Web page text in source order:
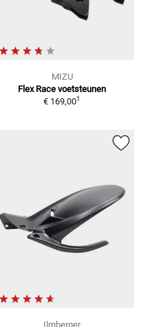
MIZU
Flex Race voetsteunen
€ 169,001
Ilmberger